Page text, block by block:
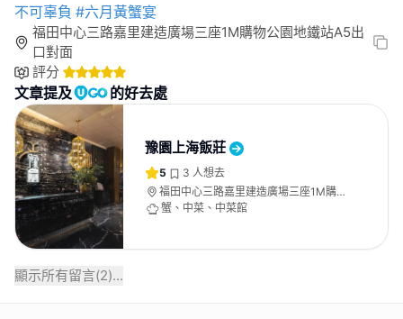
不可辜負 #六月黃蟹宴
福田中心三路嘉里建造廣場三座1M購物公園地鐵站A5出
口對面
評分
文章提及 的好去處
豫園上海飯莊
5 3 人想去
福田中心三路嘉里建造廣場三座1M購物
公園地鐵站A5出口對面
蟹、中菜、中菜館
顯示所有留言(2)...